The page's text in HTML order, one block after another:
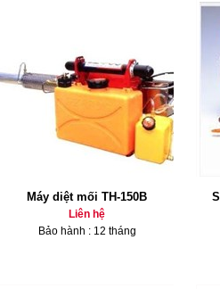
Máy diệt mối TH-150B
Liên hệ
Bảo hành : 12 tháng